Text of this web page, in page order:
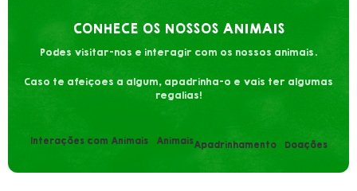
CONHECE OS NOSSOS ANIMAIS
Podes visitar-nos e interagir com os nossos animais.
Caso te afeiçoes a algum, apadrinha-o e vais ter algumas
regalias!
Interações com Animais AnimaisApadrinhamento Doações